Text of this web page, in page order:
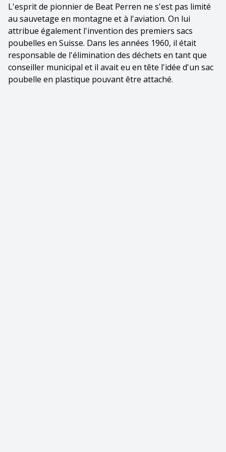
L'esprit de pionnier de Beat Perren ne s'est pas limité
au sauvetage en montagne et à l'aviation. On lui
attribue également l'invention des premiers sacs
poubelles en Suisse. Dans les années 1960, il était
responsable de l'élimination des déchets en tant que
conseiller municipal et il avait eu en tête l'idée d'un sac
poubelle en plastique pouvant être attaché.